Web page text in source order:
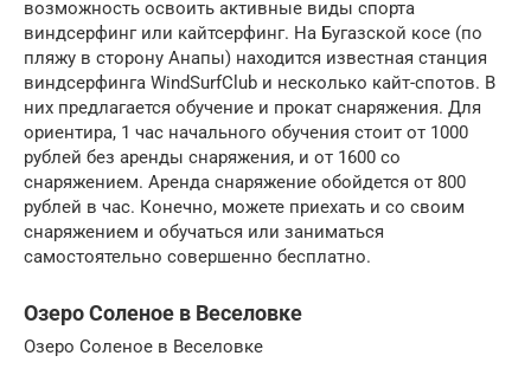
возможность освоить активные виды спорта
виндсерфинг или кайтсерфинг. На Бугазской косе (по
пляжу в сторону Анапы) находится известная станция
виндсерфинга WindSurfClub и несколько кайт-спотов. В
них предлагается обучение и прокат снаряжения. Для
ориентира, 1 час начального обучения стоит от 1000
рублей без аренды снаряжения, и от 1600 со
снаряжением. Аренда снаряжение обойдется от 800
рублей в час. Конечно, можете приехать и со своим
снаряжением и обучаться или заниматься
самостоятельно совершенно бесплатно.
Озеро Соленое в Веселовке
Озеро Соленое в Веселовке